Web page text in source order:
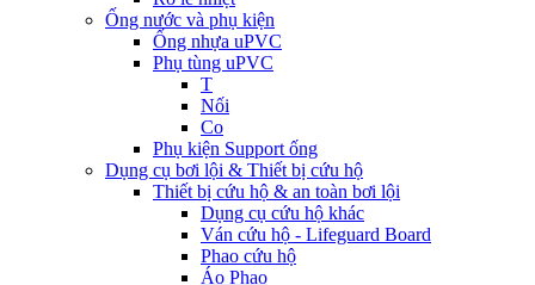
Ống nước và phụ kiện
Ống nhựa uPVC
Phụ tùng uPVC
T
Nối
Co
Phụ kiện Support ống
Dụng cụ bơi lội & Thiết bị cứu hộ
Thiết bị cứu hộ & an toàn bơi lội
Dụng cụ cứu hộ khác
Ván cứu hộ - Lifeguard Board
Phao cứu hộ
Áo Phao